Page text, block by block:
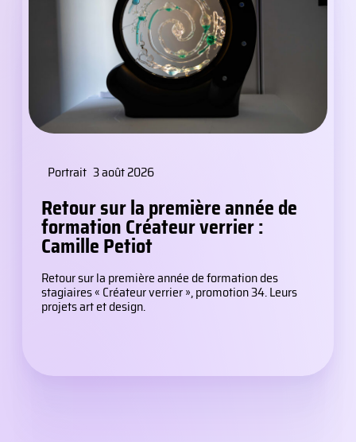
Portrait 3 août 2026
Retour sur la première année de
formation Créateur verrier :
Camille Petiot
Retour sur la première année de formation des
stagiaires « Créateur verrier », promotion 34. Leurs
projets art et design.